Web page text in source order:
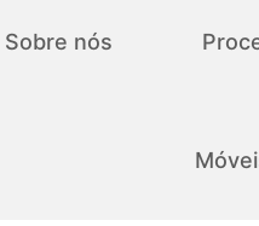
Sobre nós